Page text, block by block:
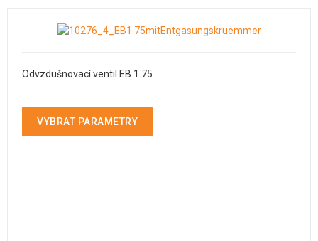
Odvzdušnovací ventil EB 1.75
VYBRAT PARAMETRY